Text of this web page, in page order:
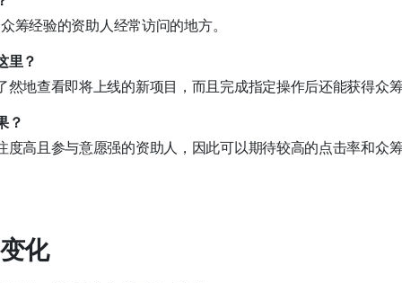
筹经验的资助人经常访问的地方。
里？
然地查看即将上线的新项目，而且完成指定操作后还能获得众
？
度高且参与意愿强的资助人，因此可以期待较高的点击率和众
化